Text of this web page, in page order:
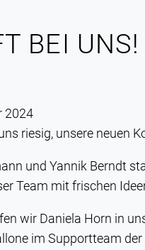
BEI
2024
riesig, unsere neuen
und Yannik Berndt
Team mit frischen
wir Daniela Horn in
im Supportteam